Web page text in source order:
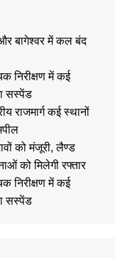
बागेश्वर में कल बंद
निरीक्षण में कई
सस्पेंड
राजमार्ग कई स्थानों
को मंजूरी, लैण्ड
को मिलेगी रफ्तार
निरीक्षण में कई
सस्पेंड